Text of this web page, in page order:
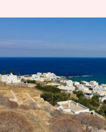
Menemukan
Tersembunyi
Apa ceritanya
Yunani dikenal
yang memukau,